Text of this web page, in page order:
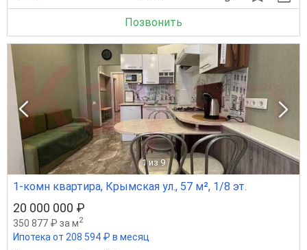
Позвонить
1 из 9
1-комн квартира, Крымская ул., 57 м², 1/8 эт.
20 000 000 ₽
350 877 ₽ за м2
Ипотека от 208 594 ₽ в месяц